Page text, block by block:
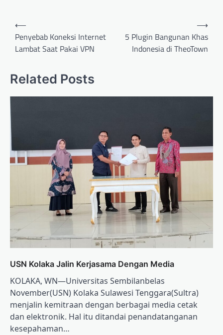
Post
navigation
⟵
Penyebab Koneksi Internet
Lambat Saat Pakai VPN
5 Plugin Bangunan Khas
Indonesia di TheoTown
⟶
Related Posts
USN Kolaka Jalin Kerjasama Dengan Media
KOLAKA, WN—Universitas Sembilanbelas
November(USN) Kolaka Sulawesi Tenggara(Sultra)
menjalin kemitraan dengan berbagai media cetak
dan elektronik. Hal itu ditandai penandatanganan
kesepahaman…